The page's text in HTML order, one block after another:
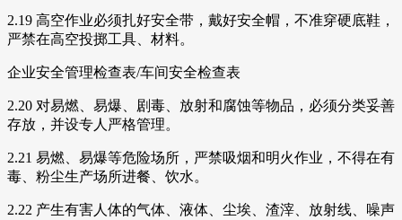
2.19 高空作业必须扎好安全带，戴好安全帽，不准穿硬底鞋，
严禁在高空投掷工具、材料。
企业安全管理检查表/车间安全检查表
2.20 对易燃、易爆、剧毒、放射和腐蚀等物品，必须分类妥善
存放，并设专人严格管理。
2.21 易燃、易爆等危险场所，严禁吸烟和明火作业，不得在有
毒、粉尘生产场所进餐、饮水。
2.22 产生有害人体的气体、液体、尘埃、渣滓、放射线、噪声